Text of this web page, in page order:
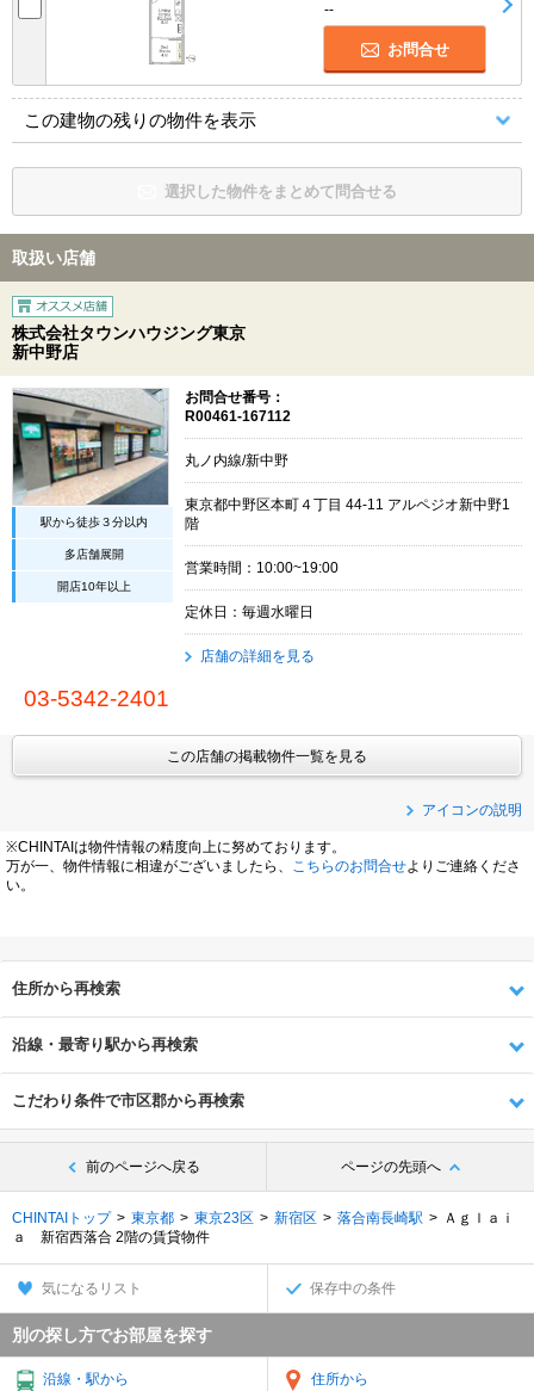
--
お問合せ
この建物の残りの物件を表示
選択した物件をまとめて問合せる
取扱い店舗
株式会社タウンハウジング東京
新中野店
駅から徒歩３分以内
多店舗展開
開店10年以上
お問合せ番号：
R00461-167112
丸ノ内線/新中野
東京都中野区本町４丁目 44-11 アルペジオ新中野1
階
営業時間：10:00~19:00
定休日：毎週水曜日
店舗の詳細を見る
03-5342-2401
この店舗の掲載物件一覧を見る
アイコンの説明
※CHINTAIは物件情報の精度向上に努めております。
万が一、物件情報に相違がございましたら、
こちらのお問合せよりご連絡くださ
い。
住所から再検索
沿線・最寄り駅から再検索
こだわり条件で市区郡から再検索
前のページへ戻る ページの先頭へ
CHINTAIトップ 東京都 東京23区 新宿区 落合南長崎駅
Ａｇｌａｉ
ａ 新宿西落合 2階の賃貸物件
気になるリスト 保存中の条件
別の探し方でお部屋を探す
沿線・駅から 住所から